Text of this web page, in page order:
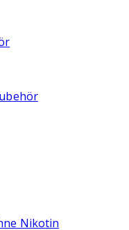
Nikotin